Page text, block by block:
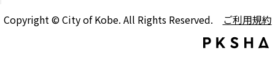
Copyright © City of Kobe. All Rights Reserved. ご利用規約